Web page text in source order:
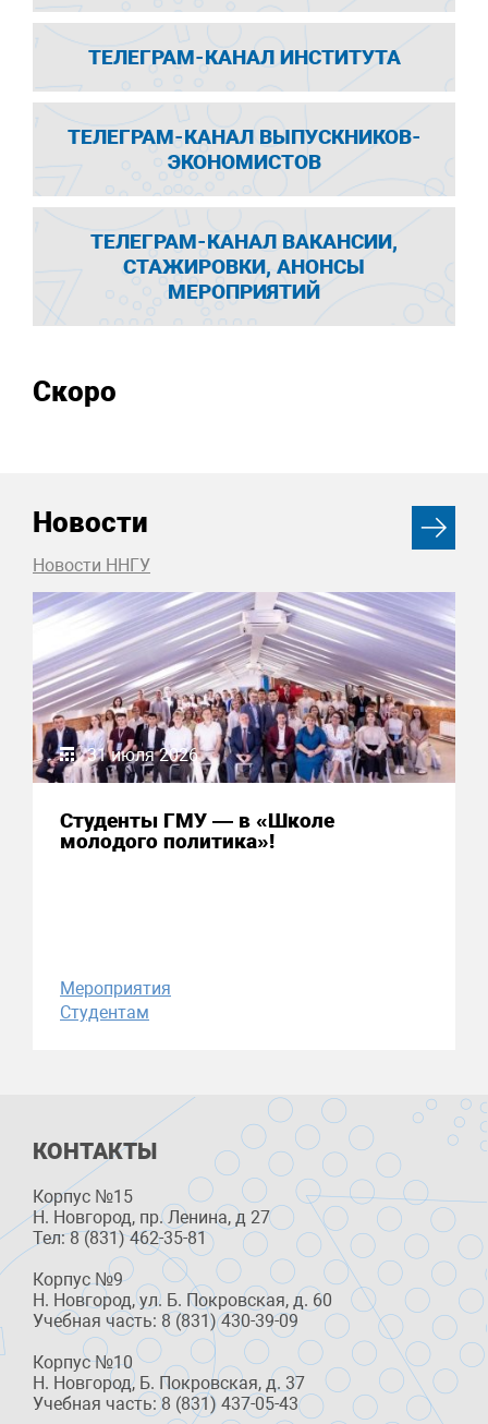
ТЕЛЕГРАМ-КАНАЛ ИНСТИТУТА
ТЕЛЕГРАМ-КАНАЛ ВЫПУСКНИКОВ-
ЭКОНОМИСТОВ
ТЕЛЕГРАМ-КАНАЛ ВАКАНСИИ,
СТАЖИРОВКИ, АНОНСЫ
МЕРОПРИЯТИЙ
Скоро
Новости
Новости ННГУ
31 июля 2026
Студенты ГМУ — в «Школе
молодого политика»!
Мероприятия
Студентам
КОНТАКТЫ
Корпус №15
Н. Новгород, пр. Ленина, д 27
Тел: 8 (831) 462-35-81
Корпус №9
Н. Новгород, ул. Б. Покровская, д. 60
Учебная часть: 8 (831) 430-39-09
Корпус №10
Н. Новгород, Б. Покровская, д. 37
Учебная часть: 8 (831) 437-05-43